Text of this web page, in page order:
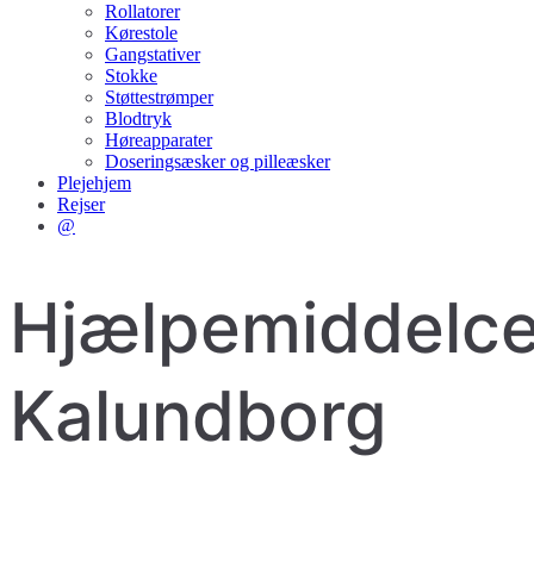
Rollatorer
Kørestole
Gangstativer
Stokke
Støttestrømper
Blodtryk
Høreapparater
Doseringsæsker og pilleæsker
Plejehjem
Rejser
@
Kalundborg